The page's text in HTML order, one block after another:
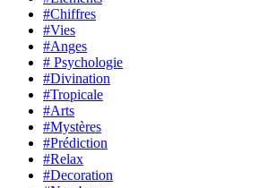
#Chiffres
#Vies
#Anges
# Psychologie
#Divination
#Tropicale
#Arts
#Mystères
#Prédiction
#Relax
#Decoration